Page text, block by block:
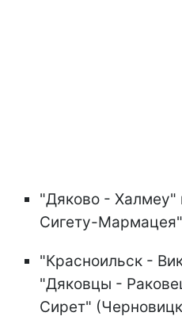
"Дяково - Халмеу"
Сигету-
"Красноильск -
"Дяковцы -
Сирет"